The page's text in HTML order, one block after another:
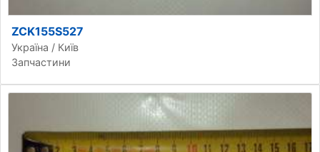
ZCK155S527
Україна / Київ
Запчастини